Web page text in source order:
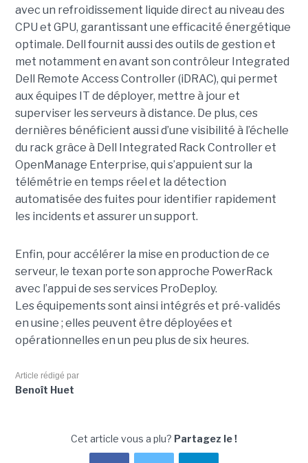
avec un refroidissement liquide direct au niveau des
CPU et GPU, garantissant une efficacité énergétique
optimale. Dell fournit aussi des outils de gestion et
met notamment en avant son contrôleur Integrated
Dell Remote Access Controller (iDRAC), qui permet
aux équipes IT de déployer, mettre à jour et
superviser les serveurs à distance. De plus, ces
dernières bénéficient aussi d’une visibilité à l’échelle
du rack grâce à Dell Integrated Rack Controller et
OpenManage Enterprise, qui s’appuient sur la
télémétrie en temps réel et la détection
automatisée des fuites pour identifier rapidement
les incidents et assurer un support.
Enfin, pour accélérer la mise en production de ce
serveur, le texan porte son approche PowerRack
avec l’appui de ses services ProDeploy.
Les équipements sont ainsi intégrés et pré-validés
en usine ; elles peuvent être déployées et
opérationnelles en un peu plus de six heures.
Article rédigé par
Benoît Huet
Cet article vous a plu? Partagez le !